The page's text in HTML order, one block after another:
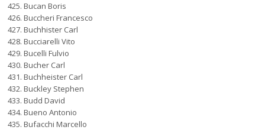
Bucan Boris
Buccheri Francesco
Buchhister Carl
Bucciarelli Vito
Bucelli Fulvio
Bucher Carl
Buchheister Carl
Buckley Stephen
Budd David
Bueno Antonio
Bufacchi Marcello